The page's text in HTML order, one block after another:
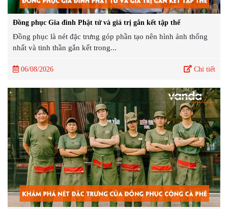
Đồng phục Gia đình Phật tử và giá trị gắn kết tập thể
Đồng phục là nét đặc trưng góp phần tạo nên hình ảnh thống
nhất và tinh thần gắn kết trong...
06/08/2026 Chi tiết